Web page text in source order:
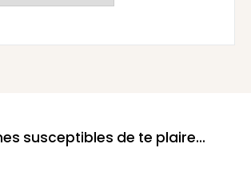
susceptibles de te plaire...